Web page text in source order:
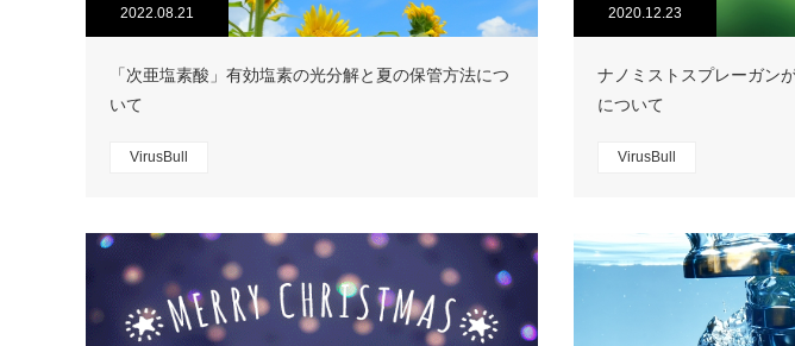
2022.08.21
「次亜塩素酸」有効塩素の光分解と夏の保管方法につ
いて
VirusBull
2020.12.23
ナノミストスプレーガン
について
VirusBull